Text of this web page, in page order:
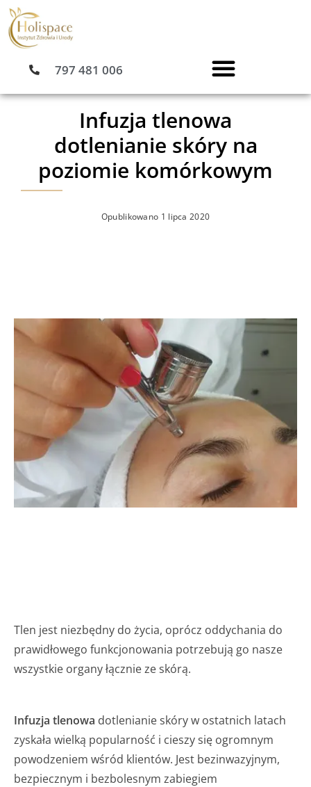
Przejdź
do
treści
797 481 006
Infuzja tlenowa
dotlenianie skóry na
poziomie komórkowym
Opublikowano 1 lipca 2020
Tlen jest niezbędny do życia, oprócz oddychania do
prawidłowego funkcjonowania potrzebują go nasze
wszystkie organy łącznie ze skórą.
Infuzja tlenowa dotlenianie skóry w ostatnich latach
zyskała wielką popularność i cieszy się ogromnym
powodzeniem wśród klientów. Jest bezinwazyjnym,
bezpiecznym i bezbolesnym zabiegiem